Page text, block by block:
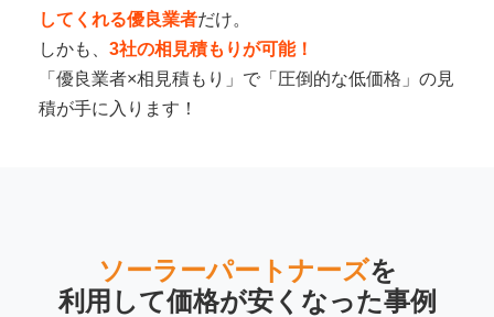
してくれる優良業者だけ。
しかも、 3社の相見積もりが可能！
「優良業者×相見積もり」で「圧倒的な低価格」の見
積が手に入ります！
ソーラーパートナーズを
利用して価格が安くなった事例